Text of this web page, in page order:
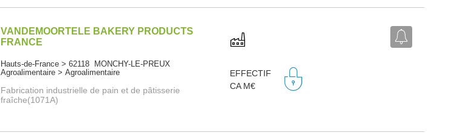
VANDEMOORTELE BAKERY PRODUCTS
FRANCE
Hauts-de-France > 62118 MONCHY-LE-PREUX
Agroalimentaire > Agroalimentaire
Fabrication industrielle de pain et de pâtisserie
fraîche(1071A)
EFFECTIF
CA M€